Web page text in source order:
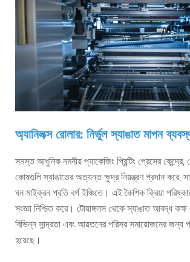
অ্যানিলক্স রোলার: নির্ভুল স্যাঙাত মাপন
সমস্ত আধুনিক নমনীয় প্যাকেজিং প্রিন্টিং প্রেসের
কোষগুলি স্যাঙাতের অত্যন্ত ক্ষুদ্র নিয়ন্ত্রণ প্রদান করে,
ঘন মাইক্রন প্রতি বর্গ ইঞ্চিতে। এই কৈশিক ক্রিয়া
সংজ্ঞা নিশ্চিত করে। টোয়াঙ্গলস থেকে স্যাঙাত আবদ্ধ কক্ষ
বিভিন্ন সান্দ্রতা এবং আয়তনের পরিসর সমায়োজনের জন্য
হয়েছে।